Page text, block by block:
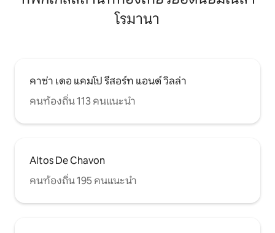
โรมานา
คาซ่า เดอ แคมโป รีสอร์ท แอนด์ วิลล่า
คนท้องถิ่น 113 คนแนะนำ
Altos De Chavon
คนท้องถิ่น 195 คนแนะนำ